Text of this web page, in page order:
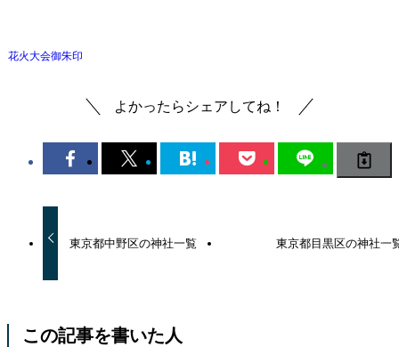
花火大会御朱印
よかったらシェアしてね！
東京都中野区の神社一覧 東京都目黒区の神社一
この記事を書いた人